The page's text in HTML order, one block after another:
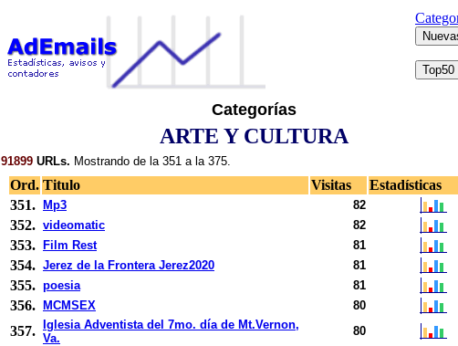
Categorías
ARTE Y CULTURA
91899 URLs. Mostrando de la 351 a la 375.
Ord. Titulo Visitas
Estadísticas
351.
Mp3 82
352. videomatic 82
353. Film Rest 81
354. Jerez de la Frontera Jerez2020 81
355. poesia 81
356. MCMSEX 80
357.
Iglesia Adventista del 7mo. día de Mt.Vernon,
Va.
80